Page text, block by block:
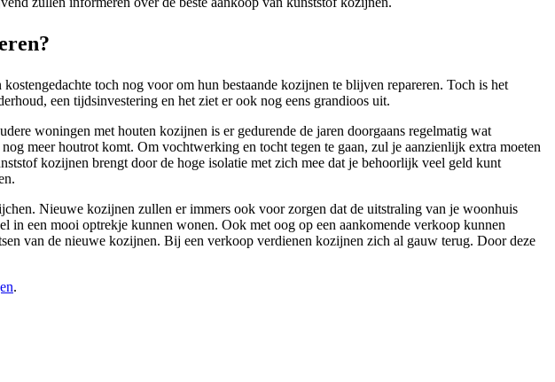
toch nog voor om hun bestaande kozijnen te blijven repareren. Toch is het
een tijdsinvestering en het ziet er ook nog eens grandioos uit.
woningen met houten kozijnen is er gedurende de jaren doorgaans regelmatig wat
meer houtrot komt. Om vochtwerking en tocht tegen te gaan, zul je aanzienlijk extra moeten
kozijnen brengt door de hoge isolatie met zich mee dat je behoorlijk veel geld kunt
Nieuwe kozijnen zullen er immers ook voor zorgen dat de uitstraling van je woonhuis
een mooi optrekje kunnen wonen. Ook met oog op een aankomende verkoop kunnen
van de nieuwe kozijnen. Bij een verkoop verdienen kozijnen zich al gauw terug. Door deze
.